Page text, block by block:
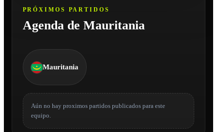
PRÓXIMOS PARTIDOS
Agenda de Mauritania
Mauritania
Aún no hay proximos partidos publicados para este
equipo.